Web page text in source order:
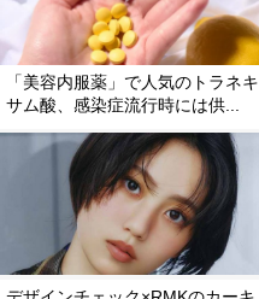
「美容内服薬」で人気のトラネキ
サム酸、感染症流行時には供...